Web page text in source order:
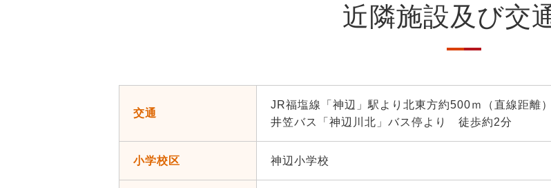
近隣施設及び交
交通
JR福塩線「神辺」駅より北東方約500ｍ（直線距離）
井笠バス「神辺川北」バス停より 徒歩約2分
小学校区 神辺小学校